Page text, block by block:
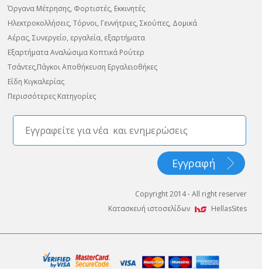
Όργανα Μέτρησης, Φορτιστές, Εκκινητές
Ηλεκτροκολλήσεις, Τόρνοι, Γεννήτριες, Σκούπες, Δομικά
Αέρας, Συνεργείο, εργαλεία, εξαρτήματα
Εξαρτήματα Αναλώσιμα Κοπτικά Ρούτερ
Τσάντες,Πάγκοι Αποθήκευση Εργαλειοθήκες
Είδη Κιγκαλερίας
Περισσότερες Κατηγορίες
Copyright 2014 - All right reserver
Κατασκευή ιστοσελίδων
HellasSites